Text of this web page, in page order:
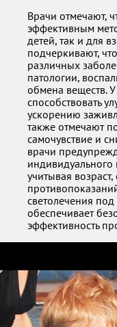
Врачи отмечают,
эффективным
детей, так и для
подчеркивают,
различных
патологии,
обмена веществ.
способствовать
ускорению
также отмечают
самочувствие и
врачи
учитывая
светолечения
обеспечивает
эффективность